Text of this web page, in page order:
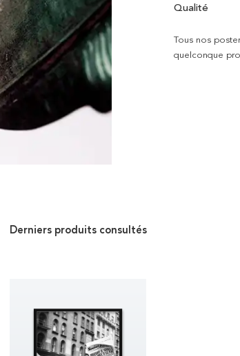
Qualité
Tous nos
quelconque
Derniers produits consultés